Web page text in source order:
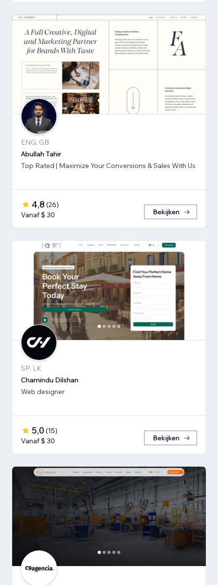
ENG, GB
Abullah Tahir
Top Rated | Maximize Your Conversions & Sales With Us
4,8 (26)
Vanaf $ 30
Bekijken
SP, LK
Chamindu Dilshan
Web designer
5,0 (15)
Vanaf $ 30
Bekijken